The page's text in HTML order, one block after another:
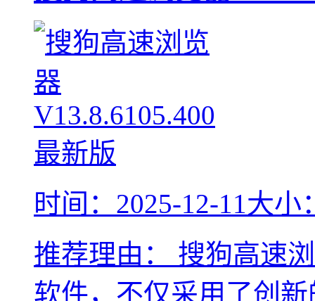
时间：2025-12-11大小
推荐理由：
搜狗高速
软件，不仅采用了创